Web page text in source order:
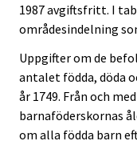
1987 avgiftsfritt. I
områdesindelning
Uppgifter om de
antalet födda, döda
år 1749. Från och
barnaföderskornas
om alla födda barn